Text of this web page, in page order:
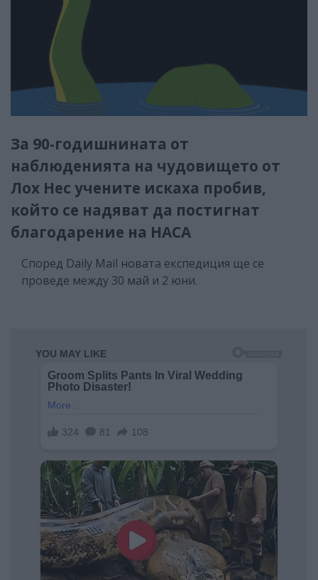
За 90-годишнината от
наблюденията на чудовището от
Лох Нес учените искаха пробив,
който се надяват да постигнат
благодарение на НАСА
Според Daily Mail новата експедиция ще се
проведе между 30 май и 2 юни.